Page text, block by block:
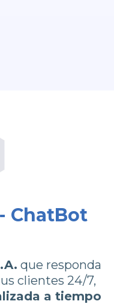
ChatBot
que responda
clientes 24/7,
a tiempo